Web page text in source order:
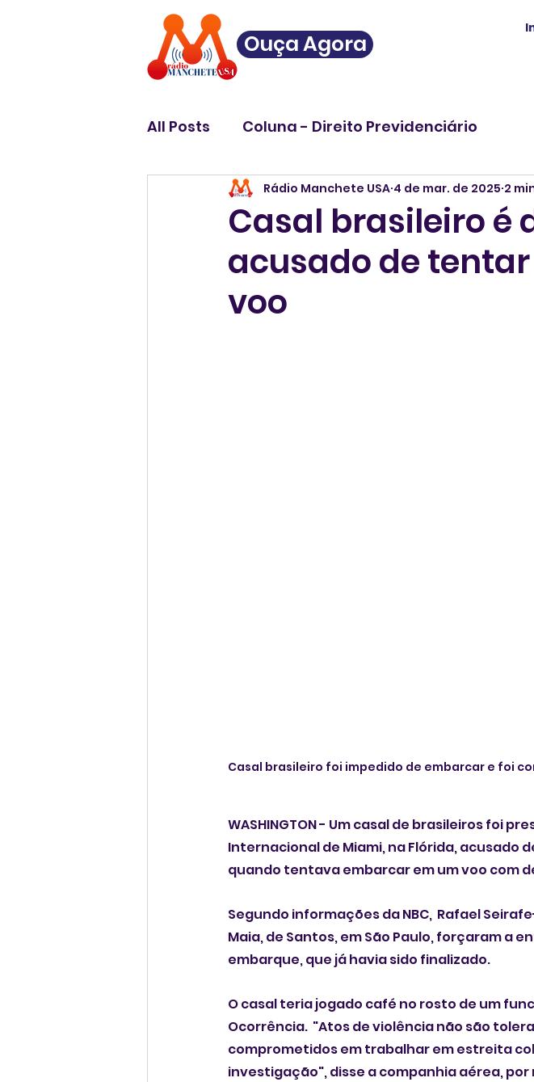
Ouça Agora
All Posts Coluna - Direito Previdenciário
Casal brasileiro é
acusado de
voo
Rádio Manchete USA 4 de mar. de 2025 2
Casal brasileiro foi impedido de embarcar e foi
WASHINGTON - Um casal de brasileiros foi
Internacional de Miami, na Flórida, acusado
quando tentava embarcar em um voo com
Segundo informações da NBC,  Rafael
Maia, de Santos, em São Paulo, forçaram a
embarque, que já havia sido finalizado.
O casal teria jogado café no rosto de um
Ocorrência.  "Atos de violência não são
comprometidos em trabalhar em estreita
investigação", disse a companhia aérea,